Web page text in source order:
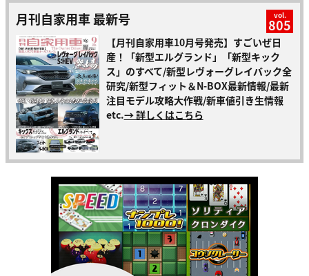
月刊自家用車 最新号 vol.
805
【月刊自家用車10月号発売】すごいぜ日
産！「新型エルグランド」「新型キック
ス」のすべて/新型レヴォーグレイバック全
研究/新型フィット＆N-BOX最新情報/最新
注目モデル攻略大作戦/新車値引き生情報
etc.→ 詳しくはこちら